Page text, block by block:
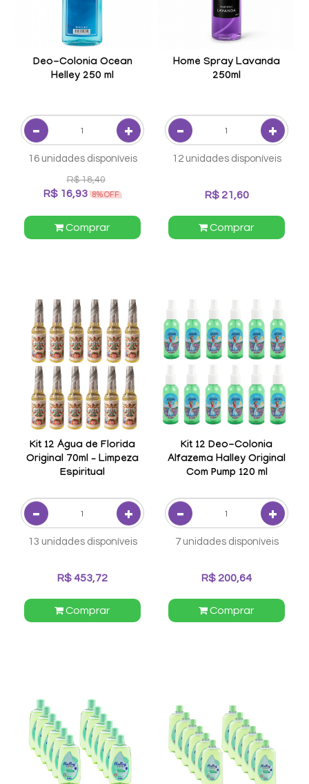
Deo-Colonia Ocean
Helley 250 ml
16 unidades disponíveis
R$ 18,40
R$ 16,93 8% OFF
Comprar
Home Spray Lavanda
250ml
12 unidades disponíveis
R$ 21,60
Comprar
Kit 12 Água de Florida
Original 70ml – Limpeza
Espiritual
13 unidades disponíveis
R$ 453,72
Comprar
Kit 12 Deo-Colonia
Alfazema Halley Original
Com Pump 120 ml
7 unidades disponíveis
R$ 200,64
Comprar